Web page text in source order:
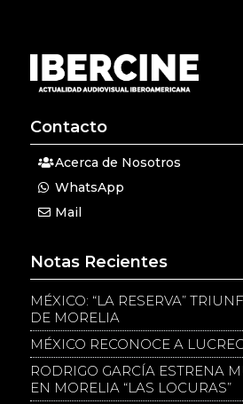
Contacto
Acerca de Nosotros
WhatsApp
Mail
Notas Recientes
MÉXICO: “LA RESERVA”
DE MORELIA
MÉXICO RECONOCE A
RODRIGO GARCÍA ESTRENA
EN MORELIA “LAS LOCURAS”